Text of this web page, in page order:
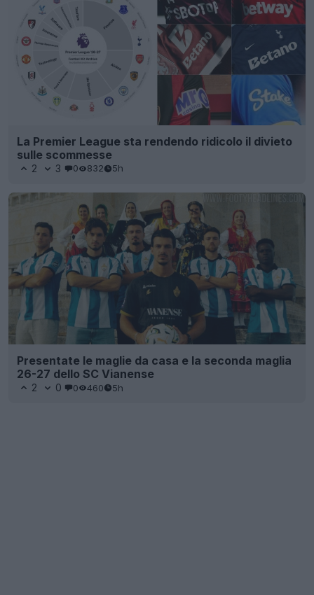
La Premier League sta rendendo ridicolo il divieto
sulle scommesse
2 3 0 832 5h
Presentate le maglie da casa e la seconda maglia
26-27 dello SC Vianense
2 0 0 460 5h